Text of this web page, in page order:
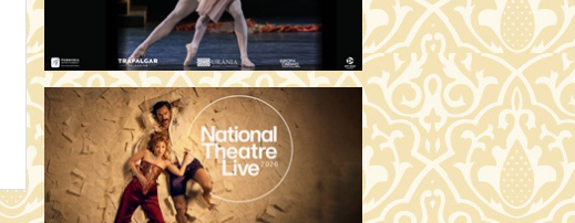
19:00 Csortos terem
ÁDÁM ALMÁI (16)
JEGYVÁSÁRLÁS
19:00 Törőcsik Mari terem
HOGYAN TUDNÉK ÉLNI
NÉLKÜLED? (12)
JEGYVÁSÁRLÁS
19:00 Díszterem
ODÜSSZEIA (16)